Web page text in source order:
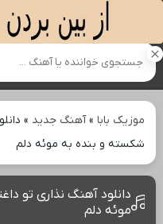
موزیک بابا»آهنگ جدید »
شکسته و بنده به موئه دلم
دانلود آهنگ نذاری تو
موئه دلم